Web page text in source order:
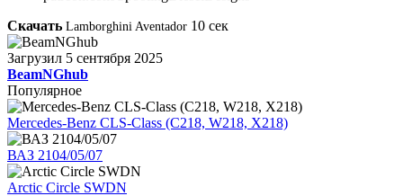
Скачать Lamborghini Aventador 10 сек
Загрузил 5 сентября 2025
BeamNGhub
Популярное
Mercedes-Benz CLS-Class (C218, W218, X218)
ВАЗ 2104/05/07
Arctic Circle SWDN